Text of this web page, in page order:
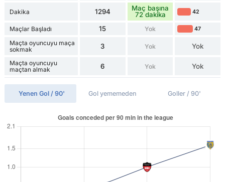
Dakika 1294
Maç başına
72 dakika
42
Maçlar Başladı 15 Yok 47
Maçta oyuncuyu maça
sokmak
3 Yok Yok
Maçta oyuncuyu
maçtan almak
6 Yok Yok
Yenen Gol / 90' Gol yememeden Goller / 90'